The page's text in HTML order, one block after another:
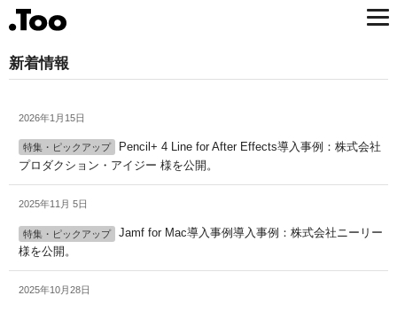
新着情報
2026年1月15日
特集・ピックアップ
Pencil+ 4 Line for After Effects導入事例：株式会社
プロダクション・アイジー 様を公開。
2025年11月 5日
特集・ピックアップ
Jamf for Mac導入事例導入事例：株式会社ニーリー
様を公開。
2025年10月28日